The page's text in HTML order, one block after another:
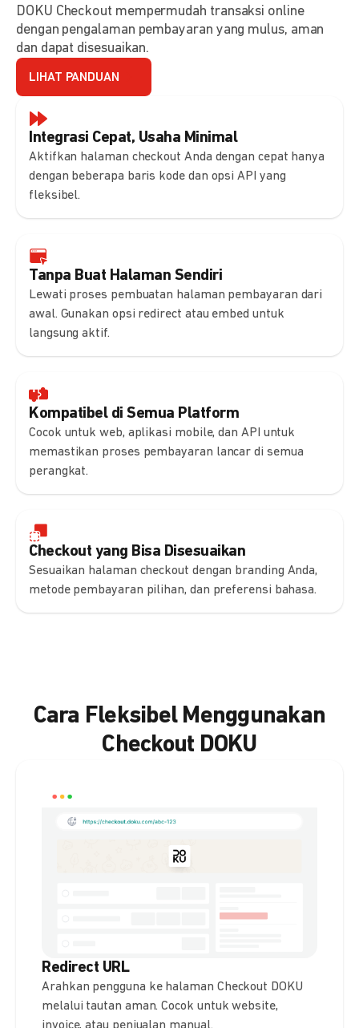
Integrasi Cepat, Usaha Minimal
Aktifkan halaman checkout Anda dengan cepat hanya
dengan beberapa baris kode dan opsi API yang
fleksibel.
Tanpa Buat Halaman Sendiri
Lewati proses pembuatan halaman pembayaran dari
awal. Gunakan opsi redirect atau embed untuk
langsung aktif.
Kompatibel di Semua Platform
Cocok untuk web, aplikasi mobile, dan API untuk
memastikan proses pembayaran lancar di semua
perangkat.
Checkout yang Bisa Disesuaikan
Sesuaikan halaman checkout dengan branding Anda,
metode pembayaran pilihan, dan preferensi bahasa.
DOKU Checkout mempermudah transaksi online
dengan pengalaman pembayaran yang mulus, aman
dan dapat disesuaikan.
LIHAT PANDUAN
Cara Fleksibel Menggunakan
Checkout DOKU
Redirect URL
Arahkan pengguna ke halaman Checkout DOKU
melalui tautan aman. Cocok untuk website,